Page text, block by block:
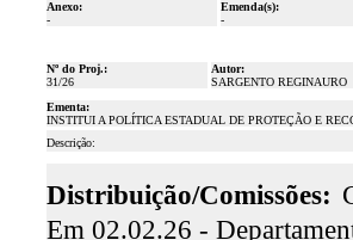
Anexo:
-
Emenda(s):
-
Nº do Proj.:
31/26
Autor:
SARGENTO REGINAURO
Ementa:
INSTITUI A POLÍTICA ESTADUAL DE PROTEÇÃO E
Descrição:
Distribuição/Comissões:
Em 02.02.26 -